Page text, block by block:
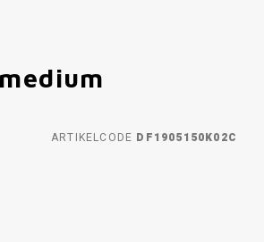
ARTIKELCODE DF1905150K02C